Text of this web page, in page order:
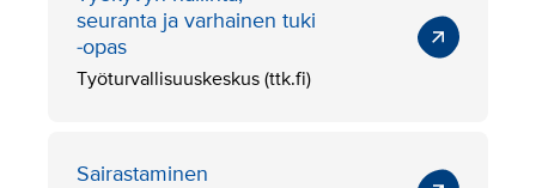
seuranta ja varhainen tuki
-opas
Työturvallisuuskeskus (ttk.fi)
Sairastaminen